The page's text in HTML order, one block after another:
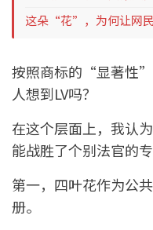
这朵“花”，为何让网
按照商标的“显著性”
人想到LV吗？
在这个层面上，我认
能战胜了个别法官的专
第一，四叶花作为公
册。